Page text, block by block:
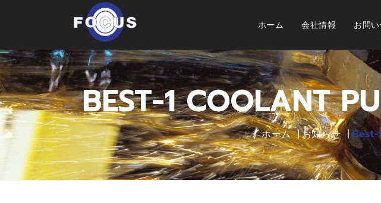
ホーム 会社情報 お問
BEST-1 COOLANT
ホーム お知らせ Best-